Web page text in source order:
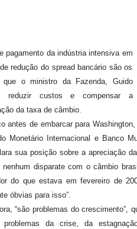
pagamento da indústria intensiva em
redução do spread bancário são os
o ministro da Fazenda, Guido
reduzir custos e compensar a
da taxa de câmbio.
antes de embarcar para Washington,
Monetário Internacional e Banco
sua posição sobre a apreciação
disparate com o câmbio
do que estava em fevereiro de
óbvias para isso”.
“são problemas do crescimento”,
problemas da crise, da